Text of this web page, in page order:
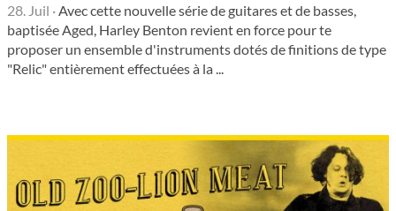
28. Juil · Avec cette nouvelle série de guitares et de basses,
baptisée Aged, Harley Benton revient en force pour te
proposer un ensemble d'instruments dotés de finitions de type
"Relic" entièrement effectuées à la ...